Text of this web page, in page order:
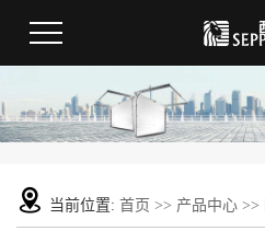
当前位置: 首页 >> 产品中心 >>